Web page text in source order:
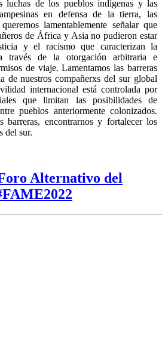
luchas de los pueblos indígenas y las
en defensa de la tierra, las
lamentablemente señalar que
de África y Asia no pudieron estar
y el racismo que caracterizan la
través de la otorgación arbitraria e
de viaje. Lamentamos las barreras
de nuestros compañerxs del sur global
internacional está controlada por
que limitan las posibilidades de
pueblos anteriormente colonizados.
barreras, encontrarnos y fortalecer los
del sur.
Alternativo del